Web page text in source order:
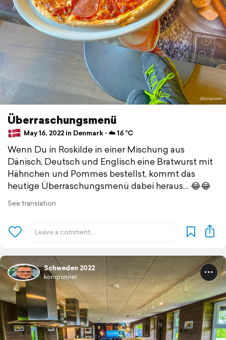
Überraschungsmenü
May 16, 2022 in Denmark ⋅ ☁️ 16 °C
Wenn Du in Roskilde in einer Mischung aus
Dänisch, Deutsch und Englisch eine Bratwurst mit
Hähnchen und Pommes bestellst, kommt das
heutige Überraschungsmenü dabei heraus… 😂😂
See translation
Schweden 2022
konqrunner